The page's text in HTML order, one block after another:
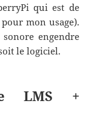
qui est de
mon usage).
engendre
le logiciel.
LMS +